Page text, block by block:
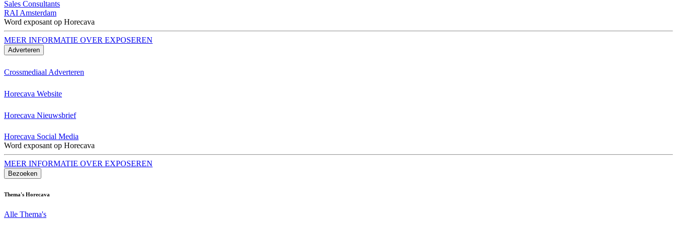
Sales Consultants
RAI Amsterdam
Word exposant op Horecava
MEER INFORMATIE OVER EXPOSEREN
Adverteren
Crossmediaal Adverteren
Horecava Website
Horecava Nieuwsbrief
Horecava Social Media
Word exposant op Horecava
MEER INFORMATIE OVER EXPOSEREN
Bezoeken
Thema's Horecava
Alle Thema's